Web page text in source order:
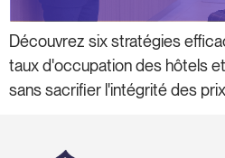
Découvrez six stratégies
taux d'occupation des hôtels
sans sacrifier l'intégrité des